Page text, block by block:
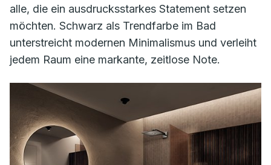
alle, die ein ausdrucksstarkes Statement setzen
möchten. Schwarz als Trendfarbe im Bad
unterstreicht modernen Minimalismus und verleiht
jedem Raum eine markante, zeitlose Note.